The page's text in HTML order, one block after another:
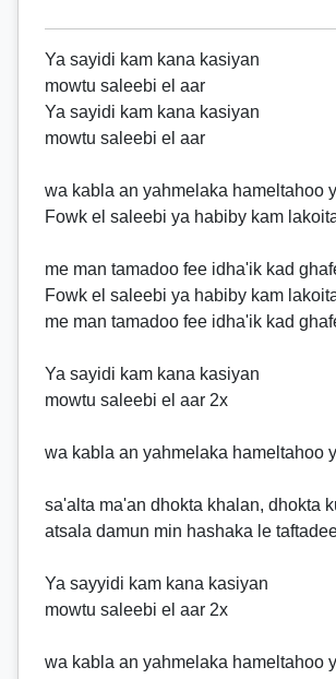
Ya sayidi kam kana kasiyan
mowtu saleebi el aar
Ya sayidi kam kana kasiyan
mowtu saleebi el aar
wa kabla an yahmelaka hameltahoo
Fowk el saleebi ya habiby kam
me man tamadoo fee idha'ik kad
Fowk el saleebi ya habiby kam
me man tamadoo fee idha'ik kad
Ya sayidi kam kana kasiyan
mowtu saleebi el aar 2x
wa kabla an yahmelaka hameltahoo
sa'alta ma'an dhokta khalan, dhokta
atsala damun min hashaka le
Ya sayyidi kam kana kasiyan
mowtu saleebi el aar 2x
wa kabla an yahmelaka hameltahoo